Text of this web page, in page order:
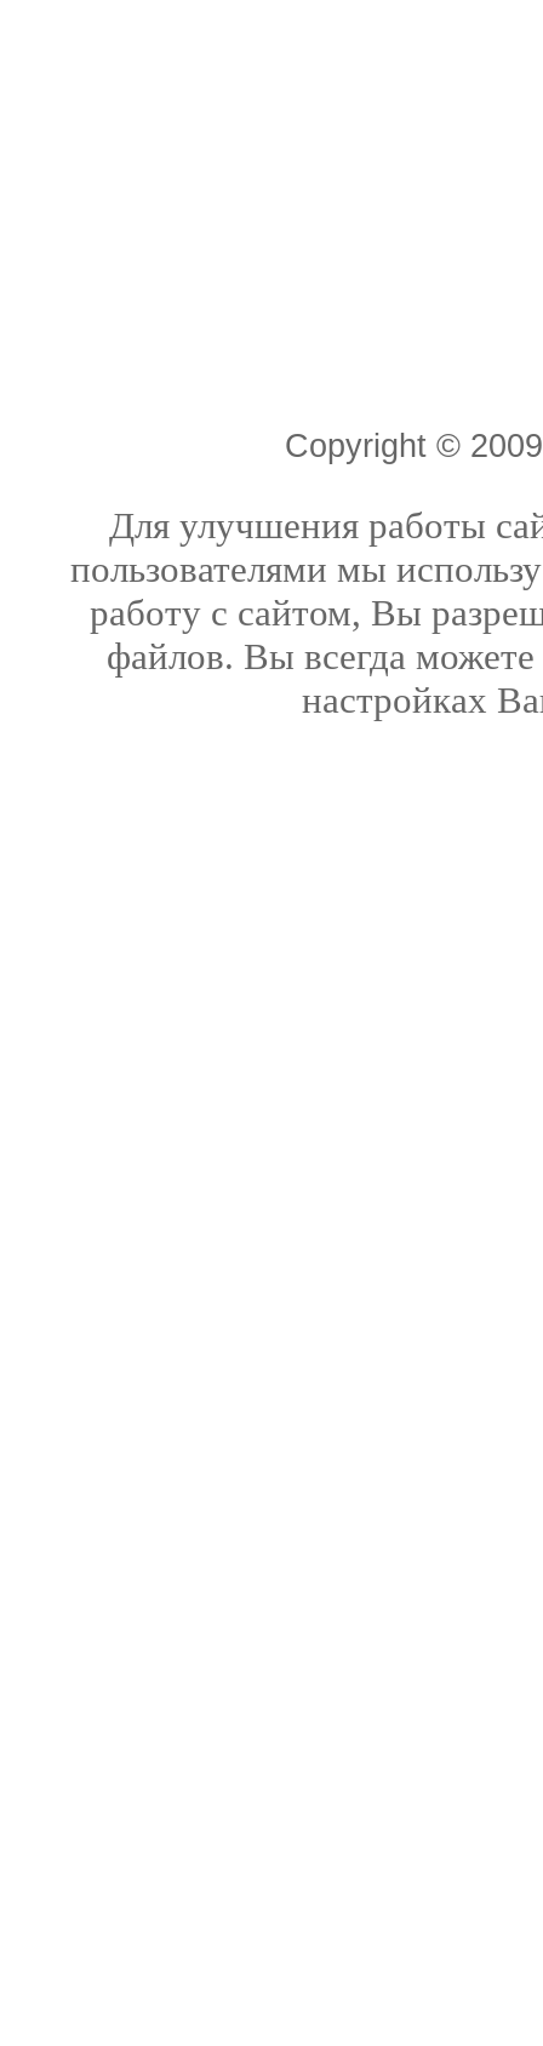
Copyright ©
Для улучшения работы
пользователями мы
работу с сайтом, Вы
файлов. Вы всегда
настройках